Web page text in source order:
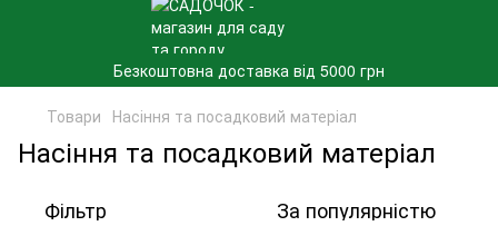
Безкоштовна доставка від 5000 грн
Товари Насіння та посадковий матеріал
Насіння та посадковий матеріал
Фільтр За популярністю